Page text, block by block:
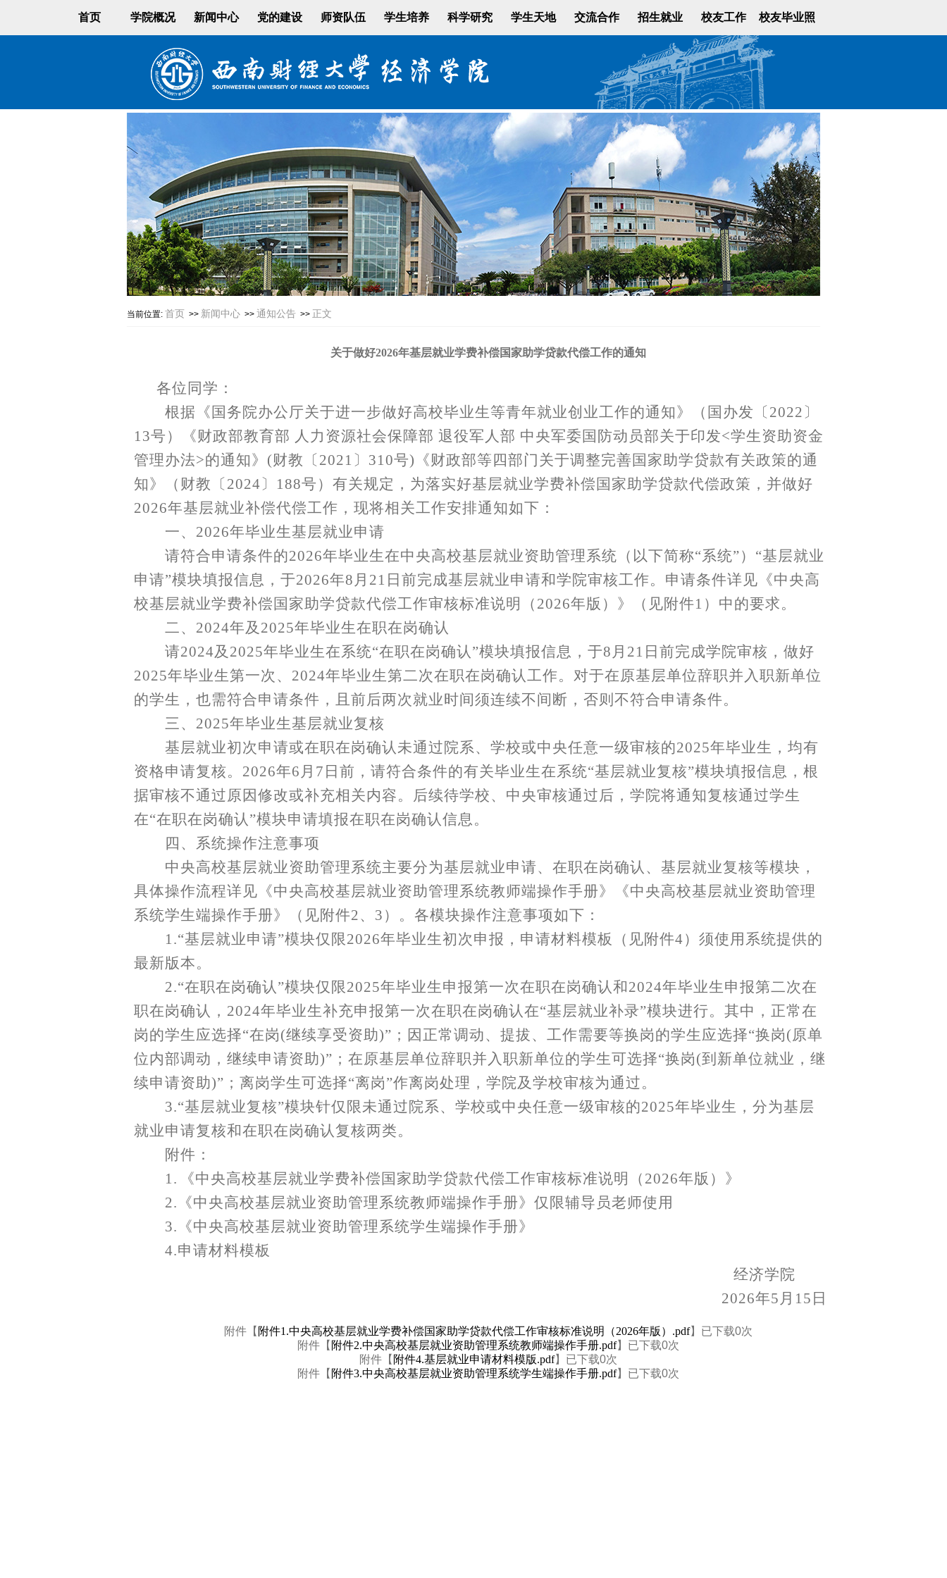
首页 学院概况 新闻中心 党的建设 师资队伍 学生培养 科学研究 学生天地 交流合作 招生就业 校友工作 校友毕业照
当前位置: 首页 >> 新闻中心 >> 通知公告 >> 正文
关于做好2026年基层就业学费补偿国家助学贷款代偿工作的通知
各位同学：
根据《国务院办公厅关于进一步做好高校毕业生等青年就业创业工作的通知》（国办发〔 2022〕
13号）《财政部教育部 人力资源社会保障部 退役军人部 中央军委国防动员部关于印发<学生资助资金
管理办法>的通知》(财教〔2021〕310号)《财政部等四部门关于调整完善国家助学贷款有关政策的通
知》（财教〔2024〕188号）有关规定，为落实好基层就业学费补偿国家助学贷款代偿政策，并做好
2026年基层就业补偿代偿工作，现将相关工作安排通知如下：
一、 2026年毕业生基层就业申请
请符合申请条件的2026年毕业生在中央高校基层就业资助管理系统（以下简称“系统”）“基层就业
申请”模块填报信息，于2026年8月21日前完成基层就业申请和学院审核工作。申请条件详见 《中央高
校基层就业学费补偿国家助学贷款代偿工作审核标准说明（ 2026年版）》 （见附件1）中的要求。
二、 2024年及2025年毕业生在职在岗确认
请2024及2025年毕业生在系统“在职在岗确认”模块填报信息，于8月21日前完成学院审核，做好
2025年毕业生第一次、2024年毕业生第二次在职在岗确认工作。对于在原基层单位辞职并入职新单位
的学生，也需符合申请条件，且前后两次就业时间须连续不间断，否则不符合申请条件。
三、 2025年毕业生基层就业复核
基层就业初次申请或在职在岗确认未通过院系、学校或中央任意一级审核的2025年毕业生，均有
资格申请复核。2026年6月7日前，请符合条件的有关毕业生在系统“基层就业复核”模块填报信息，根
据审核不通过原因修改或补充相关内容。后续待学校、中央审核通过后，学院将通知复核通过学生
在“在职在岗确认”模块申请填报在职在岗确认信息。
四、系统操作注意事项
中央高校基层就业资助管理系统主要分为基层就业申请、在职在岗确认、基层就业复核等模块，
具体操作流程详见《中央高校基层就业资助管理系统教师端操作手册》《中央高校基层就业资助管理
系统学生端操作手册》（见附件2、3）。各模块操作注意事项如下：
1.“基层就业申请”模块仅限2026年毕业生初次申报，申请材料模板（见附件4）须使用系统提供的
最新版本。
2.“在职在岗确认”模块仅限2025年毕业生申报第一次在职在岗确认和2024年毕业生申报第二次在
职在岗确认，2024年毕业生补充申报第一次在职在岗确认在“基层就业补录”模块进行。其中，正常在
岗的学生应选择“在岗(继续享受资助)”；因正常调动、提拔、工作需要等换岗的学生应选择“换岗(原单
位内部调动，继续申请资助)”；在原基层单位辞职并入职新单位的学生可选择“换岗(到新单位就业，继
续申请资助)”；离岗学生可选择“离岗”作离岗处理，学院及学校审核为通过。
3.“基层就业复核”模块针仅限未通过院系、学校或中央任意一级审核的2025年毕业生，分为基层
就业申请复核和在职在岗确认复核两类。
附件：
1.
《中央高校基层就业学费补偿国家助学贷款代偿工作审核标准说明（ 2026年版）》
2.《中央高校基层就业资助管理系统教师端操作手册》仅限辅导员老师使用
3.《中央高校基层就业资助管理系统学生端操作手册》
4.申请材料模板
经济学院
2026年5月15日
附件【 附件1.中央高校基层就业学费补偿国家助学贷款代偿工作审核标准说明（2026年版）.pdf】已下载0次
附件【 附件2.中央高校基层就业资助管理系统教师端操作手册.pdf】已下载0次
附件【 附件4.基层就业申请材料模版.pdf】已下载0次
附件【 附件3.中央高校基层就业资助管理系统学生端操作手册.pdf】已下载0次